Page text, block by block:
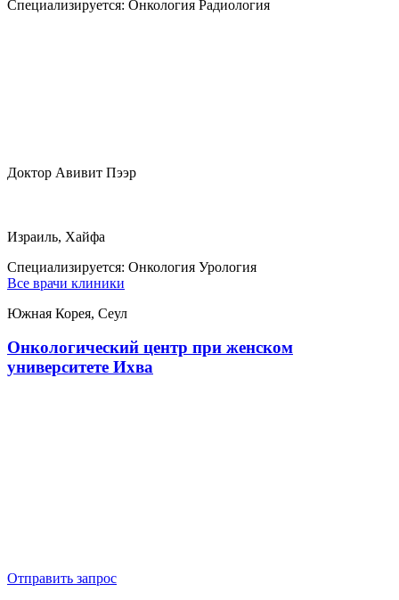
Специализируется: Онкология Радиология
Доктор Авивит Пээр
Израиль, Хайфа
Специализируется: Онкология Урология
Все врачи клиники
Южная Корея, Сеул
Онкологический центр при женском
университете Ихва
Отправить запрос